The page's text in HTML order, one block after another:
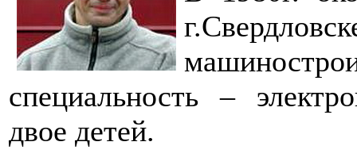
специальность –
двое детей.